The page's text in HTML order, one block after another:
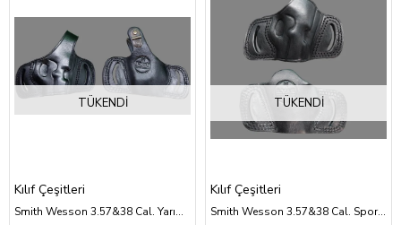
TÜKENDI
Kılıf Çeşitleri
Smith Wesson 3.57&38 Cal. Yarım Kelebek - Siyah Deri Kılıf Çeşitleri
TÜKENDI
Kılıf Çeşitleri
Smith Wesson 3.57&38 Cal. Sport - Siyah Deri Kılıf Çeşitleri